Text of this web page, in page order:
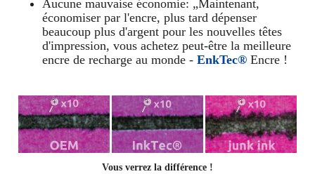
Aucune mauvaise économie: „Maintenant,
économiser par l'encre, plus tard dépenser
beaucoup plus d'argent pour les nouvelles têtes
d'impression, vous achetez peut-être la meilleure
encre de recharge au monde - EnkTec® Encre !
Vous verrez la différence !